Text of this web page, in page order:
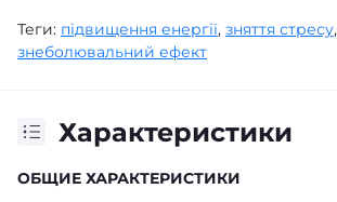
Теги: підвищення енергії, зняття стресу,
знеболювальний ефект
Характеристики
ОБЩИЕ ХАРАКТЕРИСТИКИ